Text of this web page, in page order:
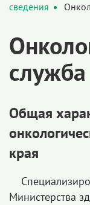
сведения
Общая
края
Министерства